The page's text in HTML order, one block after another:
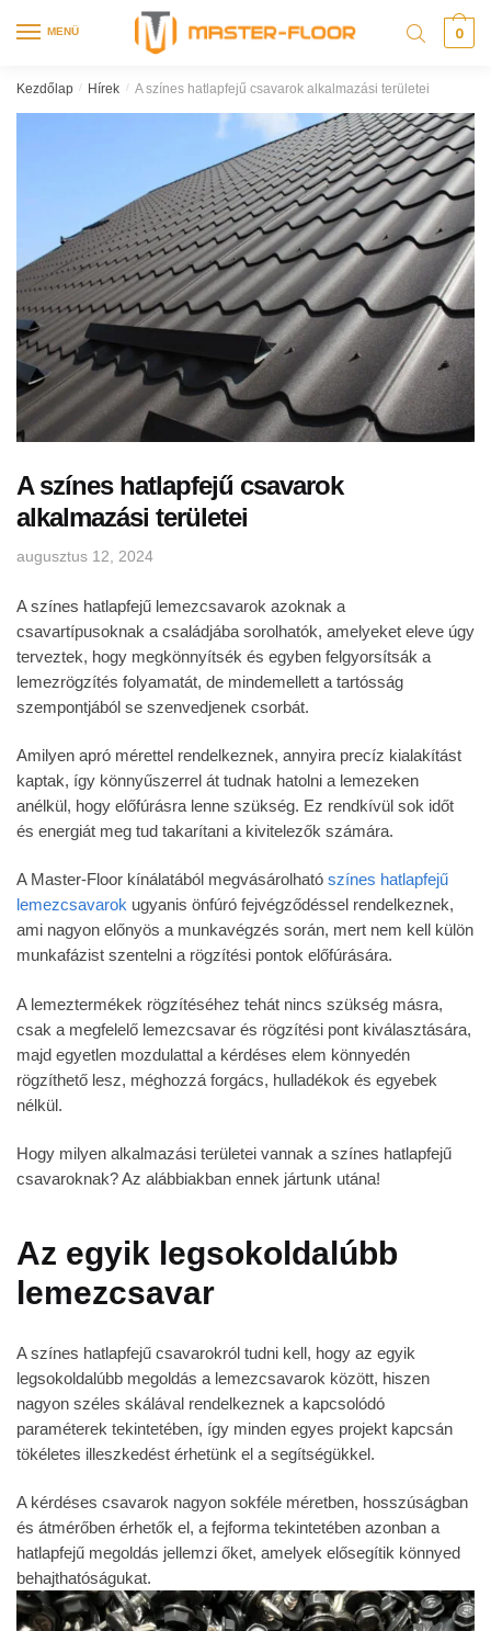
MENÜ 0
Kezdőlap / Hírek / A színes hatlapfejű csavarok alkalmazási területei
A színes hatlapfejű csavarok
alkalmazási területei
augusztus 12, 2024
A színes hatlapfejű lemezcsavarok azoknak a
csavartípusoknak a családjába sorolhatók, amelyeket eleve úgy
terveztek, hogy megkönnyítsék és egyben felgyorsítsák a
lemezrögzítés folyamatát, de mindemellett a tartósság
szempontjából se szenvedjenek csorbát.
Amilyen apró mérettel rendelkeznek, annyira precíz kialakítást
kaptak, így könnyűszerrel át tudnak hatolni a lemezeken
anélkül, hogy előfúrásra lenne szükség. Ez rendkívül sok időt
és energiát meg tud takarítani a kivitelezők számára.
A Master-Floor kínálatából megvásárolható színes hatlapfejű
lemezcsavarok ugyanis önfúró fejvégződéssel rendelkeznek,
ami nagyon előnyös a munkavégzés során, mert nem kell külön
munkafázist szentelni a rögzítési pontok előfúrására.
A lemeztermékek rögzítéséhez tehát nincs szükség másra,
csak a megfelelő lemezcsavar és rögzítési pont kiválasztására,
majd egyetlen mozdulattal a kérdéses elem könnyedén
rögzíthető lesz, méghozzá forgács, hulladékok és egyebek
nélkül.
Hogy milyen alkalmazási területei vannak a színes hatlapfejű
csavaroknak? Az alábbiakban ennek jártunk utána!
Az egyik legsokoldalúbb
lemezcsavar
A színes hatlapfejű csavarokról tudni kell, hogy az egyik
legsokoldalúbb megoldás a lemezcsavarok között, hiszen
nagyon széles skálával rendelkeznek a kapcsolódó
paraméterek tekintetében, így minden egyes projekt kapcsán
tökéletes illeszkedést érhetünk el a segítségükkel.
A kérdéses csavarok nagyon sokféle méretben, hosszúságban
és átmérőben érhetők el, a fejforma tekintetében azonban a
hatlapfejű megoldás jellemzi őket, amelyek elősegítik könnyed
behajthatóságukat.